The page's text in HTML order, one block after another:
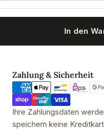
In den
Zahlung & Sicherheit
Zahlungsmethoden
Ihre Zahlungsdaten
speichern keine